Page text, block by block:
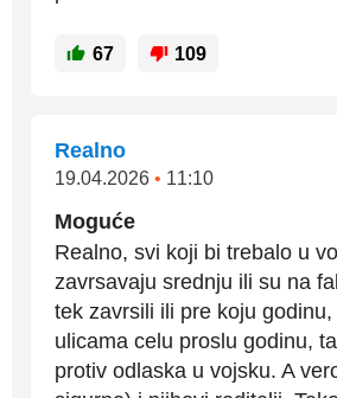
67 109
Realno
19.04.2026 • 11:10
Moguće
Realno, svi koji bi trebalo u
zavrsavaju srednju ili su na
tek zavrsili ili pre koju
ulicama celu proslu godinu,
protiv odlaska u vojsku. A